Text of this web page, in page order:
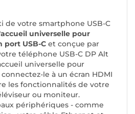
de votre smartphone USB-C
universelle pour
USB-C et conçue par
téléphone USB-C DP Alt
universelle pour
le à un écran HDMI
les fonctionnalités de votre
ou moniteur.
périphériques - comme